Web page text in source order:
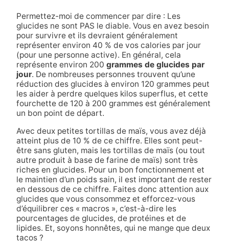
Permettez-moi de commencer par dire : Les
glucides ne sont PAS le diable. Vous en avez besoin
pour survivre et ils devraient généralement
représenter environ 40 % de vos calories par jour
(pour une personne active). En général, cela
représente environ 200 grammes de glucides par
jour. De nombreuses personnes trouvent qu’une
réduction des glucides à environ 120 grammes peut
les aider à perdre quelques kilos superflus, et cette
fourchette de 120 à 200 grammes est généralement
un bon point de départ.
Avec deux petites tortillas de maïs, vous avez déjà
atteint plus de 10 % de ce chiffre. Elles sont peut-
être sans gluten, mais les tortillas de maïs (ou tout
autre produit à base de farine de maïs) sont très
riches en glucides. Pour un bon fonctionnement et
le maintien d’un poids sain, il est important de rester
en dessous de ce chiffre. Faites donc attention aux
glucides que vous consommez et efforcez-vous
d’équilibrer ces « macros », c’est-à-dire les
pourcentages de glucides, de protéines et de
lipides. Et, soyons honnêtes, qui ne mange que deux
tacos ?